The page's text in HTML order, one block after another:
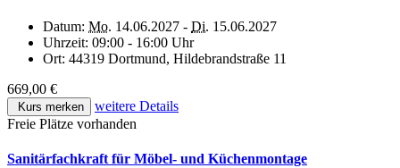
Datum: Mo. 14.06.2027 - Di. 15.06.2027
Uhrzeit: 09:00 - 16:00 Uhr
Ort: 44319 Dortmund, Hildebrandstraße 11
669,00 €
Kurs merken
weitere Details
Freie Plätze vorhanden
Sanitärfachkraft für Möbel- und Küchenmontage